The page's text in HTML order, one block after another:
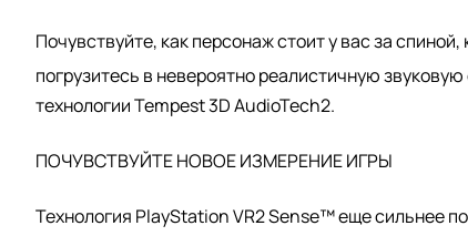
Почувствуйте, как персонаж стоит у вас за
погрузитесь в невероятно реалистичную
технологии Tempest 3D AudioTech2‎.
ПОЧУВСТВУЙТЕ НОВОЕ ИЗМЕРЕНИЕ ИГРЫ
Технология PlayStation VR2 Sense™ еще сильнее